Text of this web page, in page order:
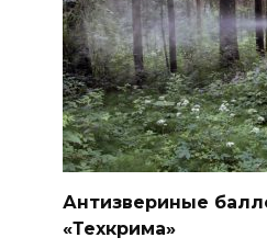
Антизвериные
«Техкрима»